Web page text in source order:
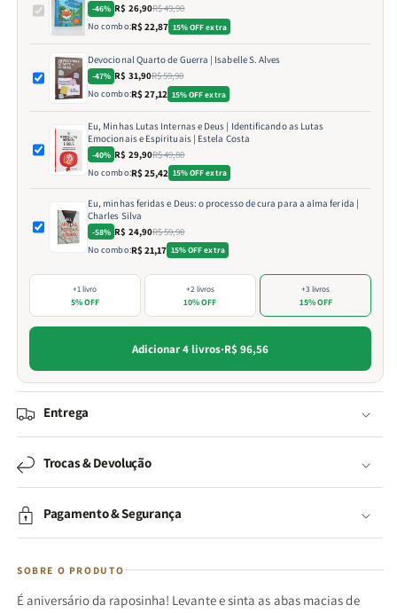
-46% R$ 26,90R$ 49,90
No combo:R$ 22,87 15% OFF extra
Devocional Quarto de Guerra | Isabelle S. Alves
-47% R$ 31,90R$ 59,90
No combo:R$ 27,12 15% OFF extra
Eu, Minhas Lutas Internas e Deus | Identificando as Lutas
Emocionais e Espirituais | Estela Costa
-40% R$ 29,90R$ 49,80
No combo:R$ 25,42 15% OFF extra
Eu, minhas feridas e Deus: o processo de cura para a alma ferida |
Charles Silva
-58% R$ 24,90R$ 59,90
No combo:R$ 21,17 15% OFF extra
+1 livro
5% OFF
+2 livros
10% OFF
+3 livros
15% OFF
Adicionar 4 livros·R$ 96,56
Entrega
Trocas & Devolução
Pagamento & Segurança
SOBRE O PRODUTO
Éaniversárioda raposinha! Levante e sinta as abas macias de